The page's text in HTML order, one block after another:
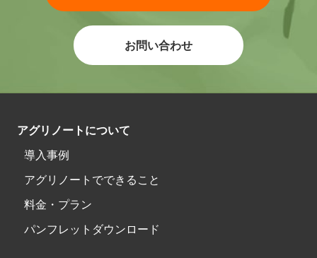
お問い合わせ
アグリノートについて
導入事例
アグリノートでできること
料金・プラン
パンフレットダウンロード